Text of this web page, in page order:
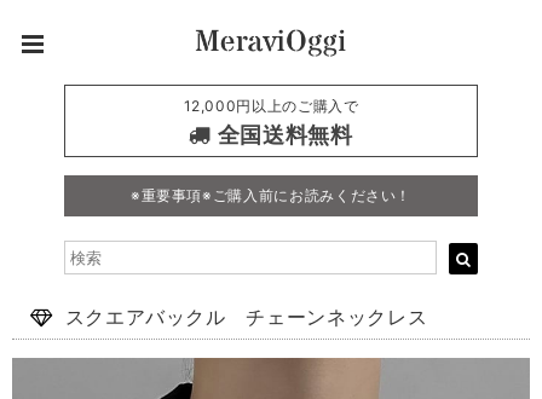
12,000円以上のご購入で
全国送料無料
※重要事項※ご購入前にお読みください！
スクエアバックル チェーンネックレス